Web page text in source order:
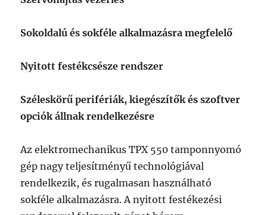
Sokoldalú és sokféle alkalmazásra megfelelő
Nyitott festékcsésze rendszer
Széleskörű perifériák, kiegészítők és szoftver
opciók állnak rendelkezésre
Az elektromechanikus TPX 550 tamponnyomó
gép nagy teljesítményű technológiával
rendelkezik, és rugalmasan használható
sokféle alkalmazásra. A nyitott festékezési